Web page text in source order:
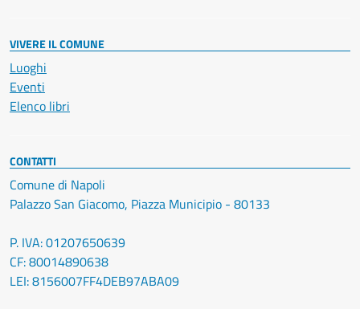
VIVERE IL COMUNE
Luoghi
Eventi
Elenco libri
CONTATTI
Comune di Napoli
Palazzo San Giacomo, Piazza Municipio - 80133
P. IVA: 01207650639
CF: 80014890638
LEI: 8156007FF4DEB97ABA09